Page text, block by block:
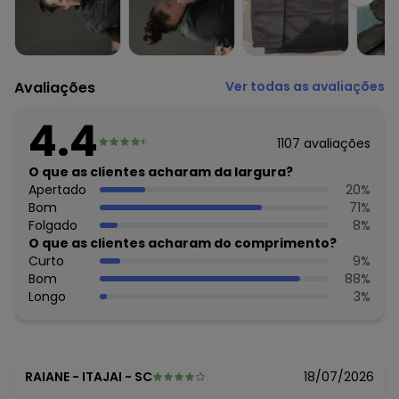
Composição: 100% poliéster
Avaliações Ver todas as avaliações
4.4 1107 avaliações
O que as clientes acharam da largura?
Apertado
20%
Bom
71%
Folgado
8%
O que as clientes acharam do comprimento?
Curto
9%
Bom
88%
Longo
3%
RAIANE - ITAJAI - SC 18/07/2026